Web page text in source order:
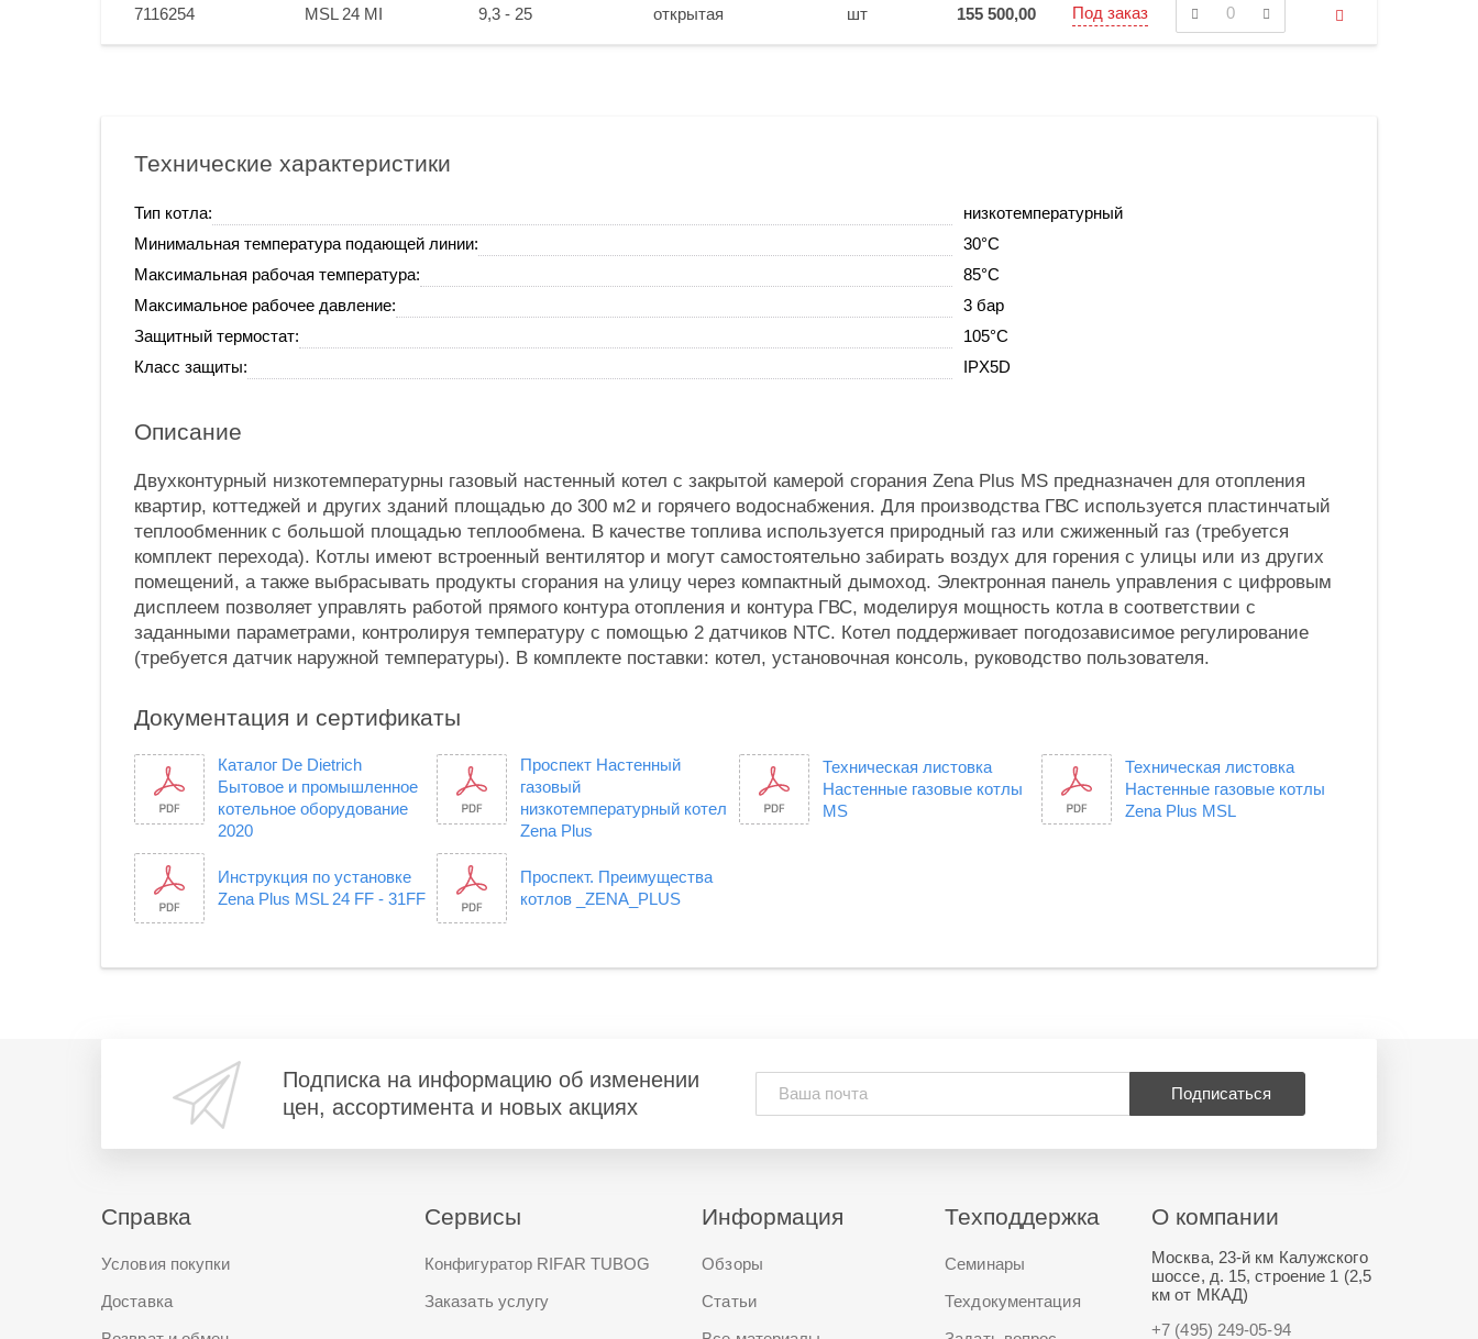
7116254 MSL 24 MI 9,3 - 25 открытая шт 155 500,00 Под заказ
Технические характеристики
Тип котла:
низкотемпературный
Минимальная температура подающей линии:
30°С
Максимальная рабочая температура:
85°С
Максимальное рабочее давление:
3 бар
Защитный термостат:
105°С
Класс защиты:
IPX5D
Описание
Двухконтурный низкотемпературны газовый настенный котел с закрытой камерой сгорания Zena Plus MS предназначен для отопления
квартир, коттеджей и других зданий площадью до 300 м2 и горячего водоснабжения. Для производства ГВС используется пластинчатый
теплообменник с большой площадью теплообмена. В качестве топлива используется природный газ или сжиженный газ (требуется
комплект перехода). Котлы имеют встроенный вентилятор и могут самостоятельно забирать воздух для горения с улицы или из других
помещений, а также выбрасывать продукты сгорания на улицу через компактный дымоход. Электронная панель управления с цифровым
дисплеем позволяет управлять работой прямого контура отопления и контура ГВС, моделируя мощность котла в соответствии с
заданными параметрами, контролируя температуру с помощью 2 датчиков NTC. Котел поддерживает погодозависимое регулирование
(требуется датчик наружной температуры). В комплекте поставки: котел, установочная консоль, руководство пользователя.
Документация и сертификаты
Каталог De Dietrich
Бытовое и промышленное
котельное оборудование
2020
Проспект Настенный
газовый
низкотемпературный котел
Zena Plus
Техническая листовка
Настенные газовые котлы
MS
Техническая листовка
Настенные газовые котлы
Zena Plus MSL
Инструкция по установке
Zena Plus MSL 24 FF - 31FF
Проспект. Преимущества
котлов _ZENA_PLUS
Подписка на информацию об изменении
цен, ассортимента и новых акциях
Подписаться
Справка
Условия покупки
Доставка
Сервисы
Конфигуратор RIFAR TUBOG
Заказать услугу
Информация
Обзоры
Статьи
Техподдержка
Семинары
Техдокументация
О компании
Москва, 23-й км Калужского
шоссе, д. 15, строение 1 (2,5
км от МКАД)
+7 (495) 249-05-94